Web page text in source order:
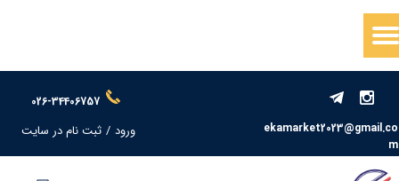
026-34406757
ekamarket2023@gmail.co
m
ورود / ثبت نام در سایت
حساب کاربری من
سفارشات
خروج از حساب کاربری